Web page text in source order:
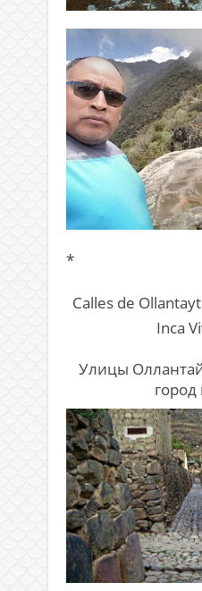
*
Calles de
Inca
Улицы